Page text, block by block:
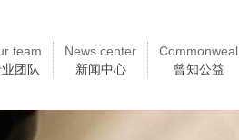
team
团队
News center
新闻中心
Commonweal
曾知公益